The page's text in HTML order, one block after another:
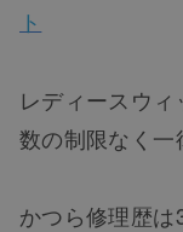
ト
レディースウ
数の制限なく一
かつら修理歴